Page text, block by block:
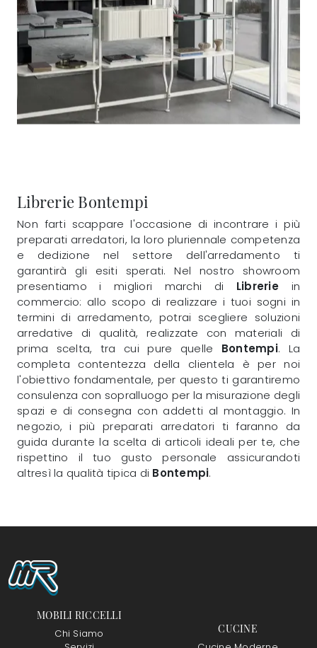
Librerie Bontempi
Non farti scappare l'occasione di incontrare i più
preparati arredatori, la loro pluriennale competenza
e dedizione nel settore dell'arredamento ti
garantirà gli esiti sperati. Nel nostro showroom
presentiamo i migliori marchi di Libreriein
commercio: allo scopo di realizzare i tuoi sogni in
termini di arredamento, potrai scegliere soluzioni
arredative di qualità, realizzate con materiali di
prima scelta, tra cui pure quelle Bontempi. La
completa contentezza della clientela è per noi
l'obiettivo fondamentale, per questo ti garantiremo
consulenza con sopralluogo per la misurazione degli
spazi e di consegna con addetti al montaggio. In
negozio, i più preparati arredatori ti faranno da
guida durante la scelta di articoli ideali per te, che
rispettino il tuo gusto personale assicurandoti
altresì la qualità tipica di Bontempi.
MOBILI RICCELLI
Chi Siamo
CUCINE